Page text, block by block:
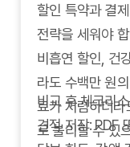
할인 특약과 결
전략을 세워야
비흡연 할인, 건
라도 수백만 원
료가 저렴하더
로 불리할 수 있
비교 후 체크리
견적 저장: PDF